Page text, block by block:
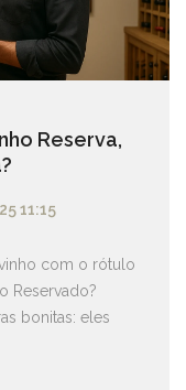
Reserva,
11:15
com o rótulo
Reservado?
bonitas: eles